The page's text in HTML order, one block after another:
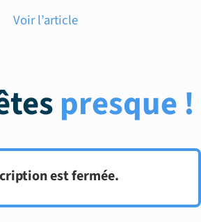
Voir l’article
presque !
est fermée.